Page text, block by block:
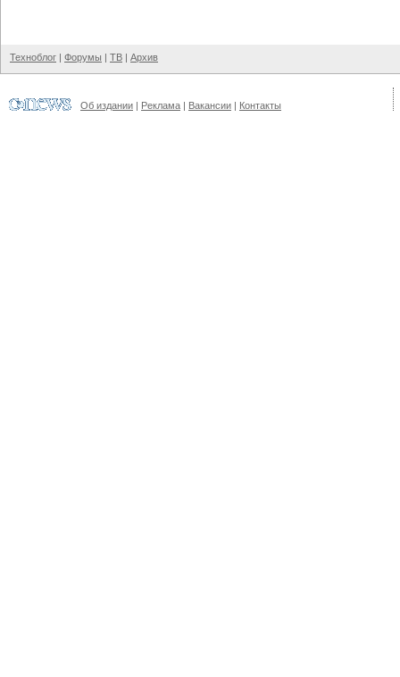
Техноблог | Форумы | ТВ | Архив
Об издании | Реклама | Вакансии | Контакты